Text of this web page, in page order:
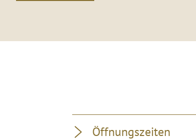
Öffnungszeiten